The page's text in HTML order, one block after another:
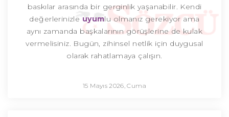
baskılar arasında bir gerginlik yaşanabilir. Kendi
değerlerinizle uyumlu olmanız gerekiyor ama
aynı zamanda başkalarının görüşlerine de kulak
vermelisiniz. Bugün, zihinsel netlik için duygusal
olarak rahatlamaya çalışın.
15 Mayıs 2026, Cuma